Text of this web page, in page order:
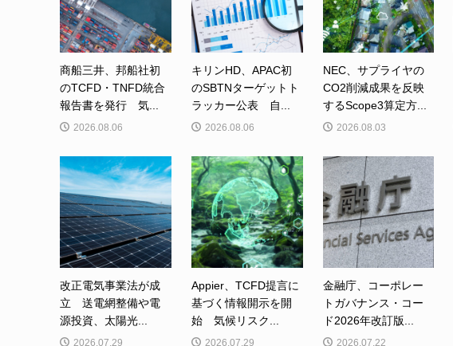
商船三井、邦船社初
のTCFD・TNFD統合
報告書を発行 気...
2026.08.06
キリンHD、APAC初
のSBTNターゲットト
ラッカー公表 自...
2026.08.06
NEC、サプライヤの
CO2削減成果を反映
するScope3算定方...
2026.08.03
改正電気事業法が成
立 送電網整備や電
源投資、太陽光...
2026.07.29
Appier、TCFD提言に
基づく情報開示を開
始 気候リスク...
2026.07.29
金融庁、コーポレー
トガバナンス・コー
ド2026年改訂版...
2026.07.22